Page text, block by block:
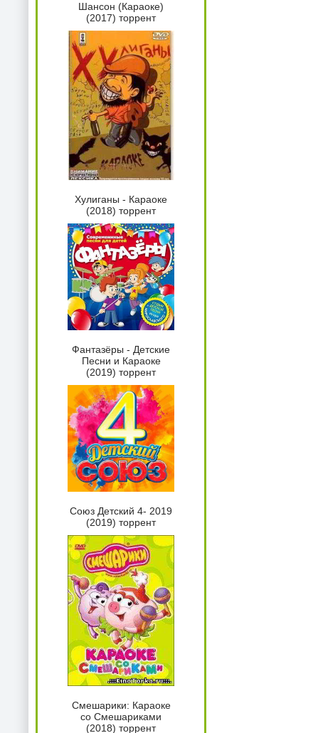
Шансон (Караоке)
(2017) торрент
Хулиганы - Караоке
(2018) торрент
Фантазёры - Детские
Песни и Караоке
(2019) торрент
Союз Детский 4- 2019
(2019) торрент
Смешарики: Караоке
со Смешариками
(2018) торрент